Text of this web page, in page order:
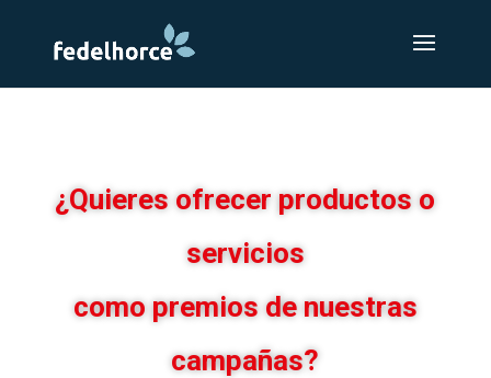
¿Quieres ofrecer productos o
servicios
como premios de nuestras
campañas?